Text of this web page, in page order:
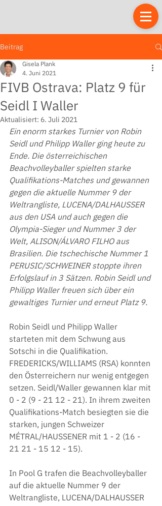
Beitrag
FIVB Ostrava: Platz 9 für
Seidl I Waller
Gisela Plank
4. Juni 2021
Aktualisiert: 6. Juli 2021
Ein enorm starkes Turnier von Robin
Seidl und Philipp Waller ging heute zu
Ende. Die österreichischen
Beachvolleyballer spielten starke
Qualifikations-Matches und gewannen
gegen die aktuelle Nummer 9 der
Weltrangliste, LUCENA/DALHAUSSER
aus den USA und auch gegen die
Olympia-Sieger und Nummer 3 der
Welt, ALISON/ÁLVARO FILHO aus
Brasilien. Die tschechische Nummer 1
PERUSIC/SCHWEINER stoppte ihren
Erfolgslauf in 3 Sätzen. Robin Seidl und
Philipp Waller freuen sich über ein
gewaltiges Turnier und erneut Platz 9.
Robin Seidl und Philipp Waller
starteten mit dem Schwung aus
Sotschi in die Qualifikation.
FREDERICKS/WILLIAMS (RSA) konnten
den Österreichern nur wenig entgegen
setzen. Seidl/Waller gewannen klar mit
0 - 2 (9 - 21 12 - 21). In ihrem zweiten
Qualifikations-Match besiegten sie die
starken, jungen Schweizer
MÉTRAL/HAUSSENER mit 1 - 2 (16 -
21 21 - 15 12 - 15).
In Pool G trafen die Beachvolleyballer
auf die aktuelle Nummer 9 der
Weltrangliste, LUCENA/DALHAUSSER